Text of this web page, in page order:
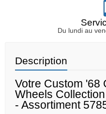
Du lundi au
Description
Votre Custom '68
Wheels
- Assortiment